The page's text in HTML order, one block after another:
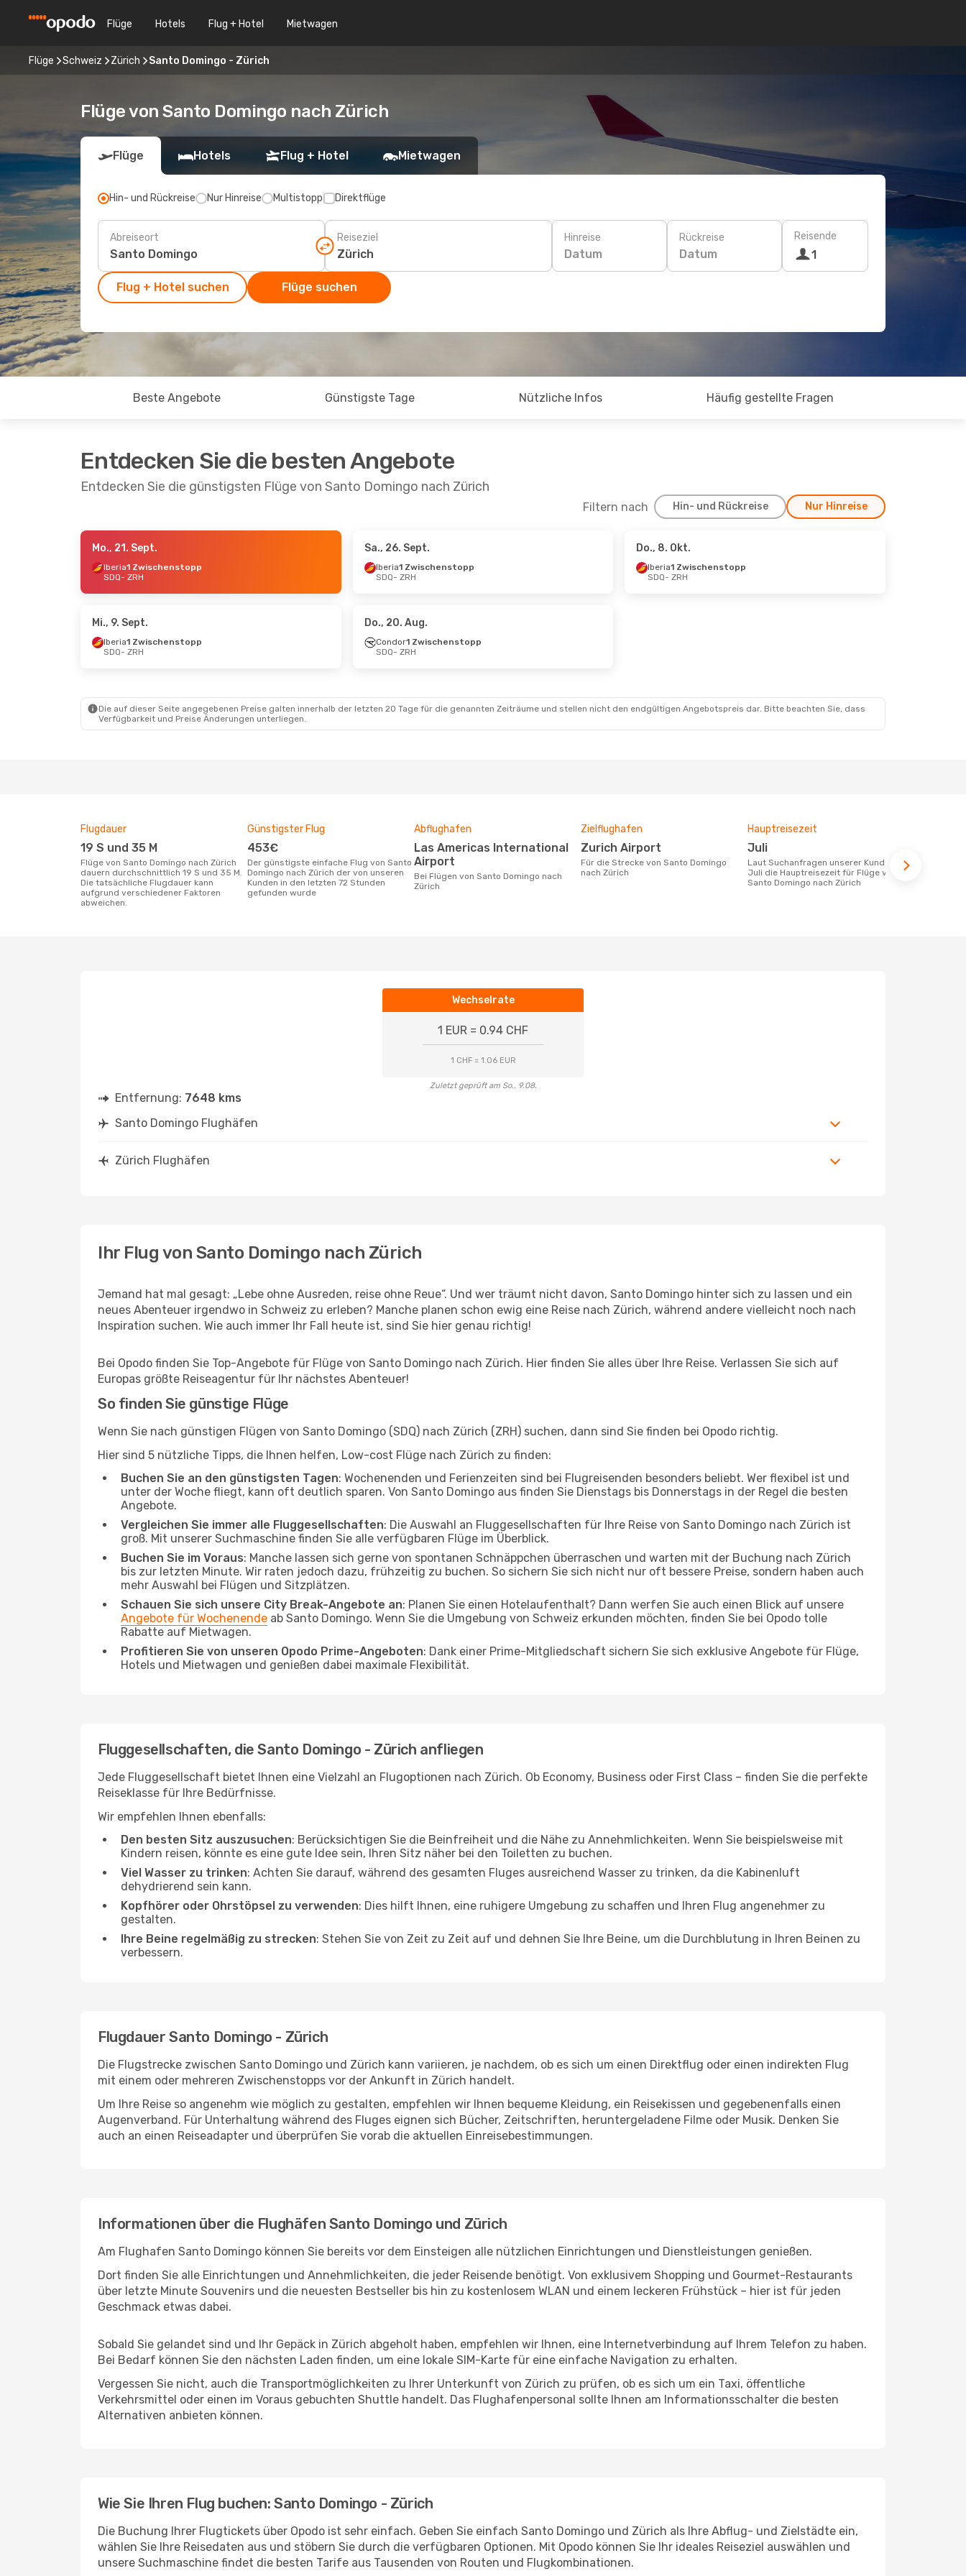
Flüge Hotels Flug + Hotel Mietwagen
Flüge Schweiz Zürich Santo Domingo - Zürich
Flüge von Santo Domingo nach Zürich
Flüge Hotels Flug + Hotel Mietwagen
Hin- und Rückreise Nur Hinreise Multistopp Direktflüge
Abreiseort Reiseziel Hinreise
Datum
Rückreise
Datum
Reisende
1
Flug + Hotel suchen Flüge suchen
Beste Angebote Günstigste Tage Nützliche Infos Häufig gestellte Fragen
Entdecken Sie die besten Angebote
Entdecken Sie die günstigsten Flüge von Santo Domingo nach Zürich
Filtern nach Hin- und Rückreise Nur Hinreise
- Mo., 21. Sept.
1 Zwischenstopp
Mo., 21. Sept.
Iberia1 Zwischenstopp
SDQ- ZRH
Sa., 26. Sept.
Iberia1 Zwischenstopp
SDQ- ZRH
Do., 8. Okt.
Iberia1 Zwischenstopp
SDQ- ZRH
Mi., 9. Sept.
Iberia1 Zwischenstopp
SDQ- ZRH
Do., 20. Aug.
Condor1 Zwischenstopp
SDQ- ZRH
Die auf dieser Seite angegebenen Preise galten innerhalb der letzten 20 Tage für die genannten Zeiträume und stellen nicht den endgültigen Angebotspreis dar. Bitte beachten Sie, dass
Verfügbarkeit und Preise Änderungen unterliegen.
Flugdauer
19 S und 35 M
Flüge von Santo Domingo nach Zürich
dauern durchschnittlich 19 S und 35 M.
Die tatsächliche Flugdauer kann
aufgrund verschiedener Faktoren
abweichen.
Günstigster Flug
453€
Der günstigste einfache Flug von Santo
Domingo nach Zürich der von unseren
Kunden in den letzten 72 Stunden
gefunden wurde
Abflughafen
Las Americas International
Airport
Bei Flügen von Santo Domingo nach
Zürich
Zielflughafen
Zurich Airport
Für die Strecke von Santo Domingo
nach Zürich
Hauptreisezeit
Juli
Laut Suchanfragen unserer Kunden ist
Juli die Hauptreisezeit für Flüge von
Santo Domingo nach Zürich
Wechselrate
1 EUR = 0.94 CHF
1 CHF = 1.06 EUR
Zuletzt geprüft am So., 9.08.
Entfernung: 7648 kms
Santo Domingo Flughäfen
Zürich Flughäfen
Ihr Flug von Santo Domingo nach Zürich
Jemand hat mal gesagt: „Lebe ohne Ausreden, reise ohne Reue“. Und wer träumt nicht davon, Santo Domingo hinter sich zu lassen und ein
neues Abenteuer irgendwo in Schweiz zu erleben? Manche planen schon ewig eine Reise nach Zürich, während andere vielleicht noch nach
Inspiration suchen. Wie auch immer Ihr Fall heute ist, sind Sie hier genau richtig!
Bei Opodo finden Sie Top-Angebote für Flüge von Santo Domingo nach Zürich. Hier finden Sie alles über Ihre Reise. Verlassen Sie sich auf
Europas größte Reiseagentur für Ihr nächstes Abenteuer!
So finden Sie günstige Flüge
Wenn Sie nach günstigen Flügen von Santo Domingo (SDQ) nach Zürich (ZRH) suchen, dann sind Sie finden bei Opodo richtig.
Hier sind 5 nützliche Tipps, die Ihnen helfen, Low-cost Flüge nach Zürich zu finden:
Buchen Sie an den günstigsten Tagen: Wochenenden und Ferienzeiten sind bei Flugreisenden besonders beliebt. Wer flexibel ist und
unter der Woche fliegt, kann oft deutlich sparen. Von Santo Domingo aus finden Sie Dienstags bis Donnerstags in der Regel die besten
Angebote.
Vergleichen Sie immer alle Fluggesellschaften: Die Auswahl an Fluggesellschaften für Ihre Reise von Santo Domingo nach Zürich ist
groß. Mit unserer Suchmaschine finden Sie alle verfügbaren Flüge im Überblick.
Buchen Sie im Voraus: Manche lassen sich gerne von spontanen Schnäppchen überraschen und warten mit der Buchung nach Zürich
bis zur letzten Minute. Wir raten jedoch dazu, frühzeitig zu buchen. So sichern Sie sich nicht nur oft bessere Preise, sondern haben auch
mehr Auswahl bei Flügen und Sitzplätzen.
Schauen Sie sich unsere City Break-Angebote an: Planen Sie einen Hotelaufenthalt? Dann werfen Sie auch einen Blick auf unsere
Angebote für Wochenende ab Santo Domingo. Wenn Sie die Umgebung von Schweiz erkunden möchten, finden Sie bei Opodo tolle
Rabatte auf Mietwagen.
Profitieren Sie von unseren Opodo Prime-Angeboten: Dank einer Prime-Mitgliedschaft sichern Sie sich exklusive Angebote für Flüge,
Hotels und Mietwagen und genießen dabei maximale Flexibilität.
Fluggesellschaften, die Santo Domingo - Zürich anfliegen
Jede Fluggesellschaft bietet Ihnen eine Vielzahl an Flugoptionen nach Zürich. Ob Economy, Business oder First Class – finden Sie die perfekte
Reiseklasse für Ihre Bedürfnisse.
Wir empfehlen Ihnen ebenfalls:
Den besten Sitz auszusuchen: Berücksichtigen Sie die Beinfreiheit und die Nähe zu Annehmlichkeiten. Wenn Sie beispielsweise mit
Kindern reisen, könnte es eine gute Idee sein, Ihren Sitz näher bei den Toiletten zu buchen.
Viel Wasser zu trinken: Achten Sie darauf, während des gesamten Fluges ausreichend Wasser zu trinken, da die Kabinenluft
dehydrierend sein kann.
Kopfhörer oder Ohrstöpsel zu verwenden: Dies hilft Ihnen, eine ruhigere Umgebung zu schaffen und Ihren Flug angenehmer zu
gestalten.
Ihre Beine regelmäßig zu strecken: Stehen Sie von Zeit zu Zeit auf und dehnen Sie Ihre Beine, um die Durchblutung in Ihren Beinen zu
verbessern.
Flugdauer Santo Domingo - Zürich
Die Flugstrecke zwischen Santo Domingo und Zürich kann variieren, je nachdem, ob es sich um einen Direktflug oder einen indirekten Flug
mit einem oder mehreren Zwischenstopps vor der Ankunft in Zürich handelt.
Um Ihre Reise so angenehm wie möglich zu gestalten, empfehlen wir Ihnen bequeme Kleidung, ein Reisekissen und gegebenenfalls einen
Augenverband. Für Unterhaltung während des Fluges eignen sich Bücher, Zeitschriften, heruntergeladene Filme oder Musik. Denken Sie
auch an einen Reiseadapter und überprüfen Sie vorab die aktuellen Einreisebestimmungen.
Informationen über die Flughäfen Santo Domingo und Zürich
Am Flughafen Santo Domingo können Sie bereits vor dem Einsteigen alle nützlichen Einrichtungen und Dienstleistungen genießen.
Dort finden Sie alle Einrichtungen und Annehmlichkeiten, die jeder Reisende benötigt. Von exklusivem Shopping und Gourmet-Restaurants
über letzte Minute Souvenirs und die neuesten Bestseller bis hin zu kostenlosem WLAN und einem leckeren Frühstück – hier ist für jeden
Geschmack etwas dabei.
Sobald Sie gelandet sind und Ihr Gepäck in Zürich abgeholt haben, empfehlen wir Ihnen, eine Internetverbindung auf Ihrem Telefon zu haben.
Bei Bedarf können Sie den nächsten Laden finden, um eine lokale SIM-Karte für eine einfache Navigation zu erhalten.
Vergessen Sie nicht, auch die Transportmöglichkeiten zu Ihrer Unterkunft von Zürich zu prüfen, ob es sich um ein Taxi, öffentliche
Verkehrsmittel oder einen im Voraus gebuchten Shuttle handelt. Das Flughafenpersonal sollte Ihnen am Informationsschalter die besten
Alternativen anbieten können.
Wie Sie Ihren Flug buchen: Santo Domingo - Zürich
Die Buchung Ihrer Flugtickets über Opodo ist sehr einfach. Geben Sie einfach Santo Domingo und Zürich als Ihre Abflug- und Zielstädte ein,
wählen Sie Ihre Reisedaten aus und stöbern Sie durch die verfügbaren Optionen. Mit Opodo können Sie Ihr ideales Reiseziel auswählen und
unsere Suchmaschine findet die besten Tarife aus Tausenden von Routen und Flugkombinationen.